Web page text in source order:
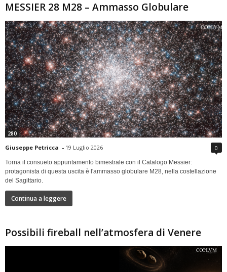
MESSIER 28 M28 – Ammasso Globulare
280
Giuseppe Petricca - 19 Luglio 2026 0
Torna il consueto appuntamento bimestrale con il Catalogo Messier:
protagonista di questa uscita è l'ammasso globulare M28, nella costellazione
del Sagittario.
Continua a leggere
Possibili fireball nell’atmosfera di Venere